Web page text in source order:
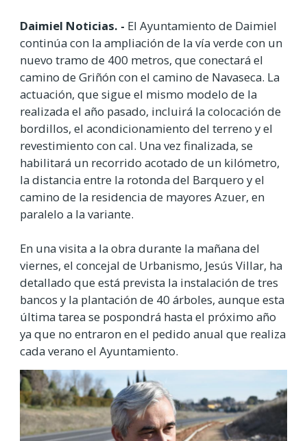
Daimiel Noticias. - El Ayuntamiento de Daimiel
continúa con la ampliación de la vía verde con un
nuevo tramo de 400 metros, que conectará el
camino de Griñón con el camino de Navaseca. La
actuación, que sigue el mismo modelo de la
realizada el año pasado, incluirá la colocación de
bordillos, el acondicionamiento del terreno y el
revestimiento con cal. Una vez finalizada, se
habilitará un recorrido acotado de un kilómetro,
la distancia entre la rotonda del Barquero y el
camino de la residencia de mayores Azuer, en
paralelo a la variante.
En una visita a la obra durante la mañana del
viernes, el concejal de Urbanismo, Jesús Villar, ha
detallado que está prevista la instalación de tres
bancos y la plantación de 40 árboles, aunque esta
última tarea se pospondrá hasta el próximo año
ya que no entraron en el pedido anual que realiza
cada verano el Ayuntamiento.